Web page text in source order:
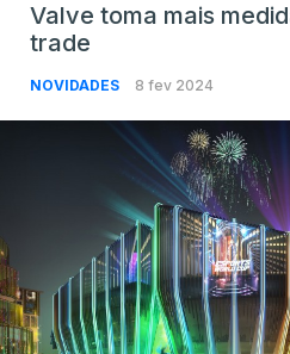
Valve toma mais
trade
NOVIDADES 8 fev 2024